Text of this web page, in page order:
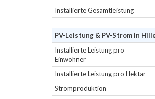
Installierte Gesamtleistung
PV-Leistung & PV-Strom in
Installierte Leistung pro
Einwohner
Installierte Leistung pro Hektar
Stromproduktion